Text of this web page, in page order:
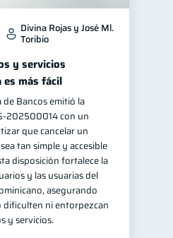
Divina Rojas y José Ml.
Toribio
y servicios
más fácil
Bancos emitió la
con un
que cancelar un
tan simple y accesible
disposición fortalece la
y las usuarias del
asegurando
dificulten ni entorpezcan
y servicios.